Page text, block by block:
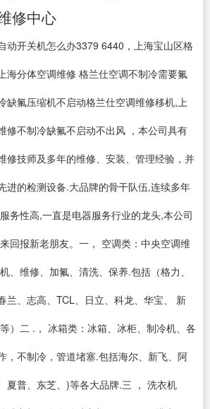
修中心
动开关机怎么办3379 6440，上海宝山区格
海分体空调维修 格兰仕空调不制冷需要氟
缺氟压缩机不启动格兰仕空调维修移机,上
修不制冷缺氟不启动不出风 ，本公司具有
修技师及多年的维修、安装、管理经验，并
进的检测设备.大品牌的骨干队伍,连续多年
务性高,一直是电器服务行业的龙头,本公司
回报新老朋友。一， 空调类：中央空调维
、维修、加氟、清洗、保养.包括（格力、
兰、志高、TCL、日立、科龙、华宝、 新
）二 .， 冰箱类：冰箱、冰柜、制冷机、各
，不制冷，管道堵塞.包括海尔、新飞、阿
夏普、东芝、)等各大品牌.三 ， 洗衣机